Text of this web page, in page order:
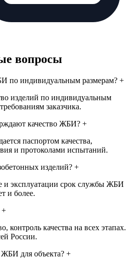
вопросы
по индивидуальным размерам? +
изделий по индивидуальным
заказчика.
качество ЖБИ? +
паспортом качества,
и протоколами испытаний.
изделий? +
и эксплуатации срок службы ЖБИ
и более.
+
контроль качества на всех этапах.
России.
для объекта? +